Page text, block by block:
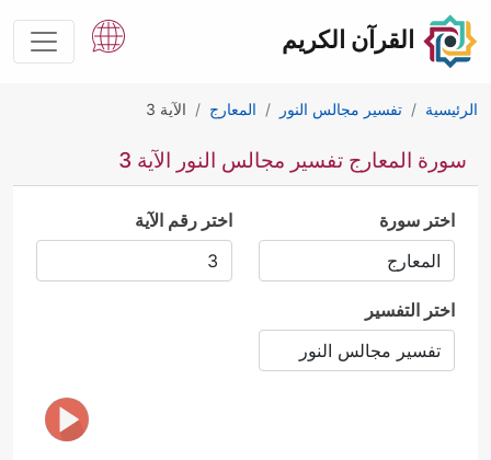
القرآن الكريم
الرئيسية تفسير مجالس النور المعارج الآية 3
سورة المعارج تفسير مجالس النور الآية 3
اختر سورة اختر رقم الآية
اختر التفسير